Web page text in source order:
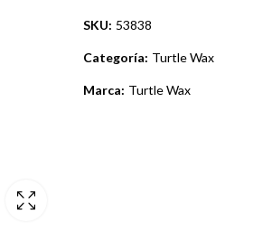
SKU: 53838
Categoría: Turtle Wax
Marca: Turtle Wax